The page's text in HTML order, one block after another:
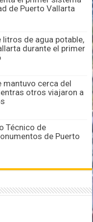
de Puerto Vallarta
de agua potable,
durante el primer
mantuvo cerca del
otros viajaron a
Técnico de
de Puerto